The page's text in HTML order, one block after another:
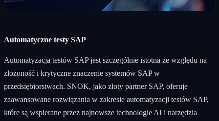
Automatyczne testy SAP
Automatyzacja testów SAP jest szczególnie istotna ze względu na
złożoność i krytyczne znaczenie systemów SAP w
przedsiębiorstwach. SNOK, jako złoty partner SAP, oferuje
zaawansowane rozwiązania w zakresie automatyzacji testów SAP,
które są wspierane przez najnowsze technologie AI i narzędzia